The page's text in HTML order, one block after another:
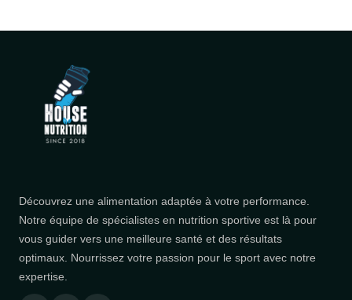
Découvrez une alimentation adaptée à votre performance.
Notre équipe de spécialistes en nutrition sportive est là pour
vous guider vers une meilleure santé et des résultats
optimaux. Nourrissez votre passion pour le sport avec notre
expertise.